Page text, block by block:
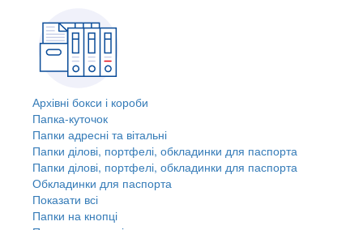
Архівні бокси і короби
Папка-куточок
Папки адресні та вітальні
Папки ділові, портфелі, обкладинки для паспорта
Папки ділові, портфелі, обкладинки для паспорта
Обкладинки для паспорта
Показати всі
Папки на кнопці